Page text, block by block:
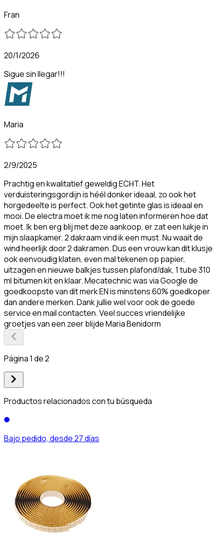
Fran
20/1/2026
Sigue sin llegar!!!
Maria
2/9/2025
Prachtig en kwalitatief geweldig ECHT. Het
verduisteringsgordijn is héél donker ideaal, zo ook het
horgedeelte is perfect. Ook het getinte glas is ideaal en
mooi. De electra moet ik me nog laten informeren hoe dat
moet. Ik ben erg blij met deze aankoop, er zat een luikje in
mijn slaapkamer. 2 dakraam vind ik een must. Nu waait de
wind heerlijk door 2 dakramen. Dus een vrouw kan dit klusje
ook eenvoudig klaten, even mal tekenen op papier,
uitzagen en nieuwe balkjes tussen plafond/dak, 1 tube 310
ml bitumen kit en klaar. Mecatechnic was via Google de
goedkoopste van dit merk EN is minstens 60% goedkoper
dan andere merken. Dank jullie wel voor ook de goede
service en mail contacten. Veel succes vriendelijke
groetjes van een zeer blijde Maria Benidorm
Página 1 de 2
Productos relacionados con tu búsqueda
Bajo pedido, desde 27 días